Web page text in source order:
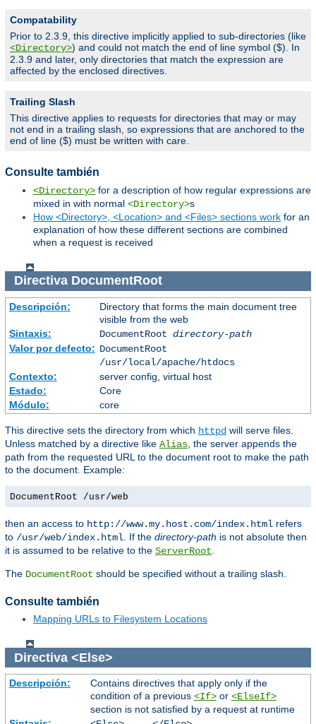
Compatability
Prior to 2.3.9, this directive implicitly applied to sub-directories (like
<Directory>) and could not match the end of line symbol ($). In
2.3.9 and later, only directories that match the expression are
affected by the enclosed directives.
Trailing Slash
This directive applies to requests for directories that may or may
not end in a trailing slash, so expressions that are anchored to the
end of line ($) must be written with care.
Consulte también
<Directory> for a description of how regular expressions are
mixed in with normal <Directory>s
How <Directory>, <Location> and <Files> sections work for an
explanation of how these different sections are combined
when a request is received
Directiva DocumentRoot
Descripción:
Directory that forms the main document tree
visible from the web
Sintaxis:
DocumentRoot directory-path
Valor por defecto: DocumentRoot
/usr/local/apache/htdocs
Contexto:
server config, virtual host
Estado:
Core
Módulo:
core
This directive sets the directory from which httpd will serve files.
Unless matched by a directive like Alias , the server appends the
path from the requested URL to the document root to make the path
to the document. Example:
DocumentRoot /usr/web
then an access to http://www.my.host.com/index.html refers
to /usr/web/index.html . If the directory-path is not absolute then
it is assumed to be relative to the ServerRoot
The DocumentRoot should be specified without a trailing slash.
Consulte también
Mapping URLs to Filesystem Locations
Directiva <Else>
Descripción:
Contains directives that apply only if the
condition of a previous <If>or <ElseIf>
section is not satisfied by a request at runtime